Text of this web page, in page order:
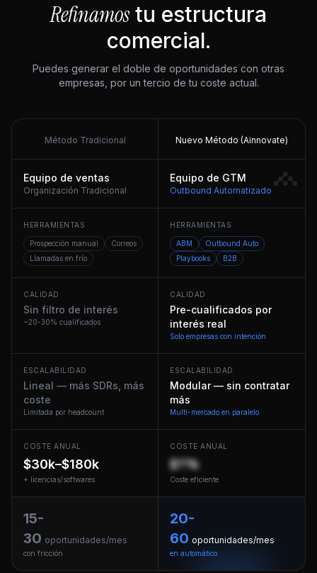
Refinamos tu estructura
comercial.
Puedes generar el doble de oportunidades con otras
empresas, por un tercio de tu coste actual.
Método Tradicional Nuevo Método (Ainnovate)
Equipo de ventas
Organización Tradicional
Equipo de GTM
Outbound Automatizado
HERRAMIENTAS
Prospección manual
Correos
Llamadas en frío
HERRAMIENTAS
ABM
Outbound Auto
Playbooks
B2B
CALIDAD
Sin filtro de interés
~20-30% cualificados
CALIDAD
Pre-cualificados por
interés real
Solo empresas con intención
ESCALABILIDAD
Lineal — más SDRs, más
coste
Limitada por headcount
ESCALABILIDAD
Modular — sin contratar
más
Multi-mercado en paralelo
COSTE ANUAL
$30k–$180k
+ licencias/softwares
COSTE ANUAL
$??k
Coste eficiente
15-
30 oportunidades/mes
con fricción
20-
60 oportunidades/mes
en automático